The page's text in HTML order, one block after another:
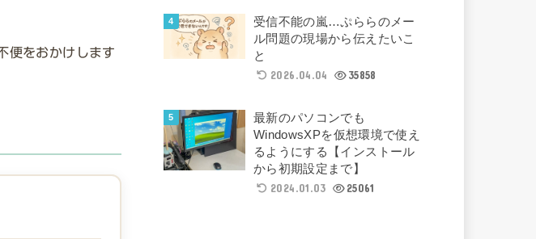
便をおかけします
受信不能の嵐…ぷららのメー
ル問題の現場から伝えたいこ
と
2026.04.04
35858
最新のパソコンでも
WindowsXPを仮想環境で使え
るようにする【インストール
から初期設定まで】
2024.01.03
25061